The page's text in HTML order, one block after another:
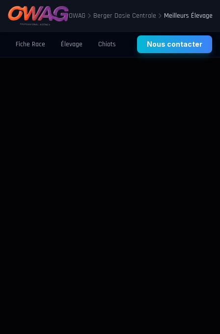
OWAG Berger Dasie Centrale Meilleurs Élevages
Fiche Race Élevage Chiots Santé Éducation
Nous contacter